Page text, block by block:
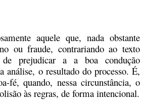
aquele que, nada obstante
ou fraude, contrariando ao texto
prejudicar a a boa condução
análise, o resultado do processo. É,
fé, quando, nessa circunstância, o
às regras, de forma intencional.